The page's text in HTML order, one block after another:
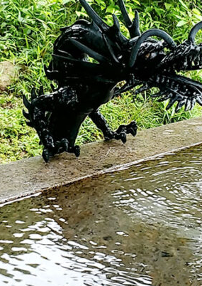
ました
の始まりですね
ネへ